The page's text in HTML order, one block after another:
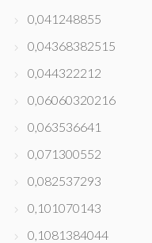
0,041248855
0,04368382515
0,044322212
0,06060320216
0,063536641
0,071300552
0,082537293
0,101070143
0,1081384044